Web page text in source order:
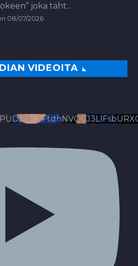
joka täht...
08/07/2026
VIDEOITA